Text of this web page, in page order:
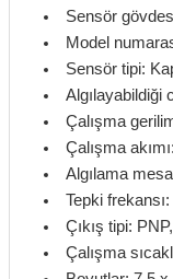
Sensör
Model
Sensör tipi:
Algılayabildiği
Çalışma
Çalışma
Algılama
Tepki
Çıkış tipi:
Çalışma